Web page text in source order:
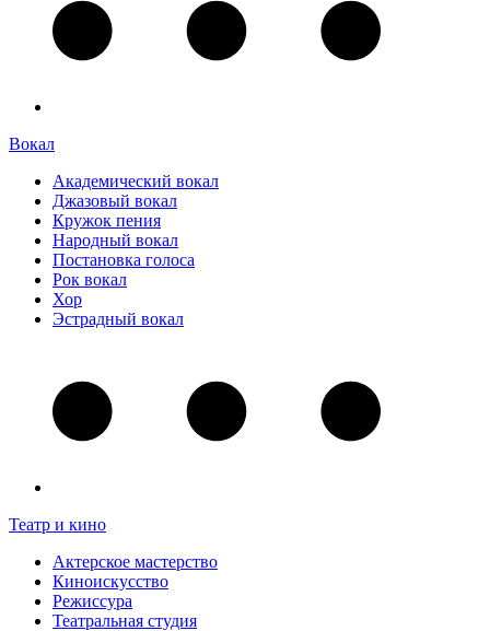
Вокал
Академический вокал
Джазовый вокал
Кружок пения
Народный вокал
Постановка голоса
Рок вокал
Хор
Эстрадный вокал
Театр и кино
Актерское мастерство
Киноискусство
Режиссура
Театральная студия